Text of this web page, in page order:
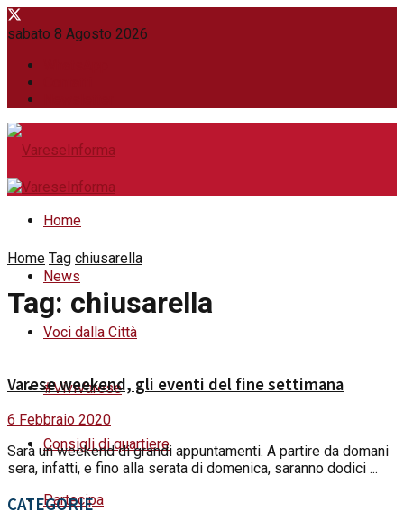
sabato 8 Agosto 2026
Home
News
Voci dalla Città
#ViviVarese
Consigli di quartiere
Partecipa
Home Tag chiusarella
Tag: chiusarella
Varese weekend, gli eventi del fine settimana
6 Febbraio 2020
Sarà un weekend di grandi appuntamenti. A partire da domani
sera, infatti, e fino alla serata di domenica, saranno dodici ...
CATEGORIE